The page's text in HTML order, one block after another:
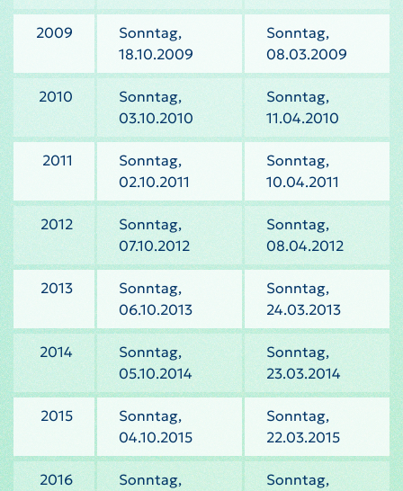
2009
Sonntag,
18.10.2009
Sonntag,
08.03.2009
2010
Sonntag,
03.10.2010
Sonntag,
11.04.2010
2011
Sonntag,
02.10.2011
Sonntag,
10.04.2011
2012
Sonntag,
07.10.2012
Sonntag,
08.04.2012
2013
Sonntag,
06.10.2013
Sonntag,
24.03.2013
2014
Sonntag,
05.10.2014
Sonntag,
23.03.2014
2015
Sonntag,
04.10.2015
Sonntag,
22.03.2015
2016
Sonntag,
Sonntag,